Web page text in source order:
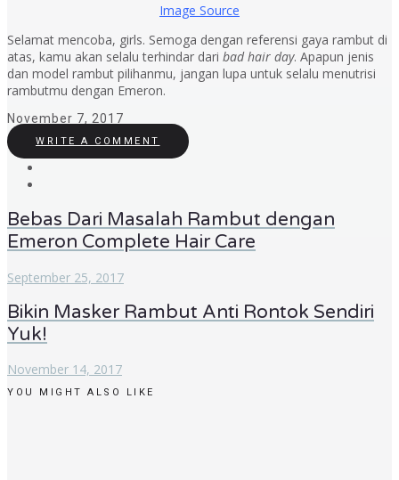
Image Source
Selamat mencoba, girls. Semoga dengan referensi gaya rambut di
atas, kamu akan selalu terhindar dari bad hair day. Apapun jenis
dan model rambut pilihanmu, jangan lupa untuk selalu menutrisi
rambutmu dengan Emeron.
November 7, 2017
WRITE A COMMENT
Bebas Dari Masalah Rambut dengan
Emeron Complete Hair Care
September 25, 2017
Bikin Masker Rambut Anti Rontok Sendiri
Yuk!
November 14, 2017
YOU MIGHT ALSO LIKE